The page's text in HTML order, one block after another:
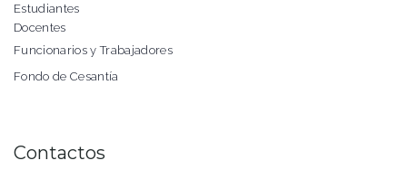
Estudiantes
Docentes
Funcionarios y Trabajadores
Fondo de Cesantía
Contactos